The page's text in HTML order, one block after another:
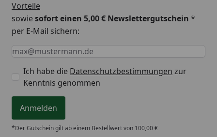
Vorteile
sowiesofort einen 5,00 € Newslettergutschein *
per E-Mail sichern:
Keine Eingabe erforderlich
Eingabe erforderlich
E-Mail *
Ich habe die Datenschutzbestimmungen zur
Kenntnis genommen
Anmelden
*Der Gutschein gilt ab einem Bestellwert von 100,00 €